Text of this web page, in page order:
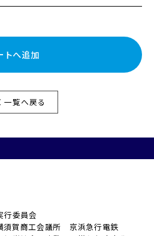
トへ追加
一覧へ戻る
行委員会
賀商工会議所 京浜急行電鉄